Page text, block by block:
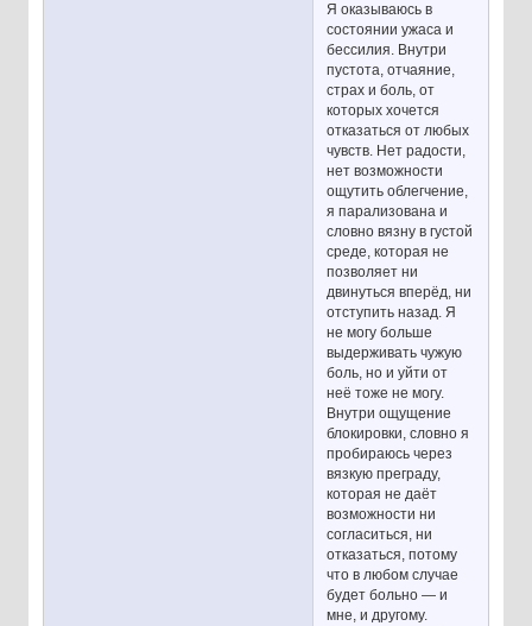
Я оказываюсь в
состоянии ужаса и
бессилия. Внутри
пустота, отчаяние,
страх и боль, от
которых хочется
отказаться от любых
чувств. Нет радости,
нет возможности
ощутить облегчение,
я парализована и
словно вязну в густой
среде, которая не
позволяет ни
двинуться вперёд, ни
отступить назад. Я
не могу больше
выдерживать чужую
боль, но и уйти от
неё тоже не могу.
Внутри ощущение
блокировки, словно я
пробираюсь через
вязкую преграду,
которая не даёт
возможности ни
согласиться, ни
отказаться, потому
что в любом случае
будет больно — и
мне, и другому.